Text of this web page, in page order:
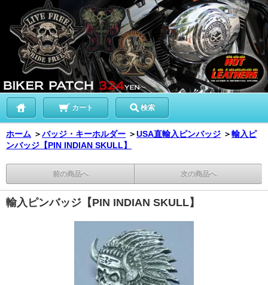
カート 検索
ホーム ＞バッジ・キーホルダー ＞USA直輸入ピンバッジ ＞輸入ピ
ンバッジ【PIN INDIAN SKULL】
前の商品へ 次の商品へ
輸入ピンバッジ【PIN INDIAN SKULL】